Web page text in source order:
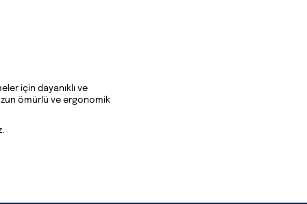
için dayanıklı ve
ömürlü ve ergonomik